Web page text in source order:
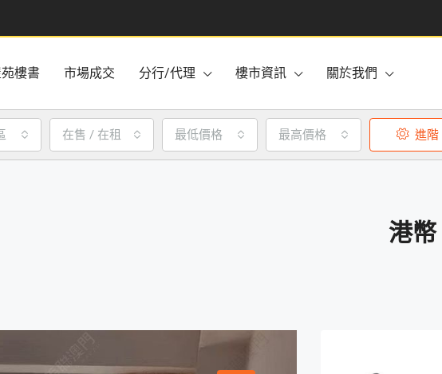
樓書 市場成交 分行/代理 樓市資訊 關於我們
在售 / 在租 最低價格 最高價格 進階